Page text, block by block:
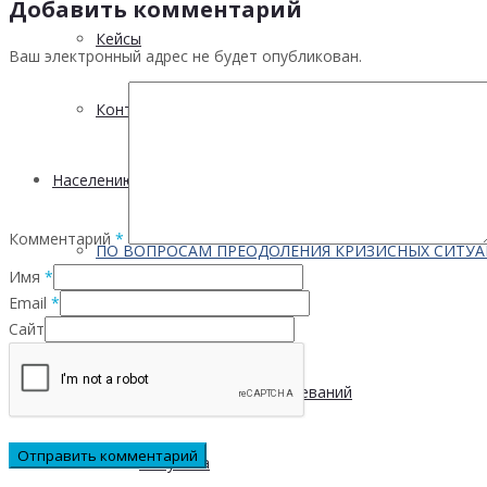
Кейсы
Контактная информация
Населению
ПО ВОПРОСАМ ПРЕОДОЛЕНИЯ КРИЗИСНЫХ
Профилактика
Инфекционных заболеваний
Инсульта
Добавить комментарий
Ваш электронный адрес не будет опубликован.
Комментарий *
Имя *
Email *
Сайт